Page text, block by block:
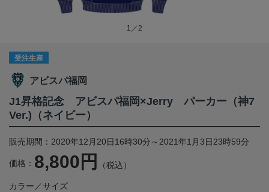
1／2
受注生産
アビスパ福岡
J1昇格記念 アビスパ福岡×Jerry パーカー（神7
Ver.)（ネイビー）
販売期間：2020年12月20日16時30分～2021年1月3日23時59分
価格： 8,800円 （税込）
カラー／サイズ